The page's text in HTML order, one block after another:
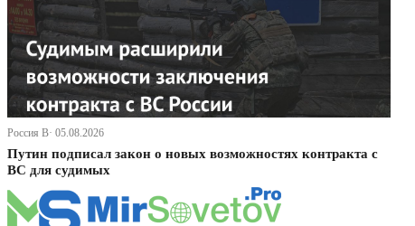
Россия В· 05.08.2026
Путин подписал закон о новых возможностях контракта с
ВС для судимых